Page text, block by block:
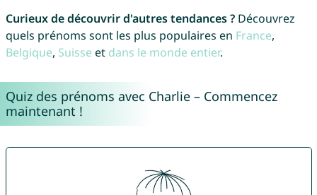
Curieux de découvrir d'autres tendances ?Découvrez
quels prénoms sont les plus populaires en France,
Belgique, Suisse et dans le monde entier.
Quiz des prénoms avec Charlie – Commencez
maintenant !